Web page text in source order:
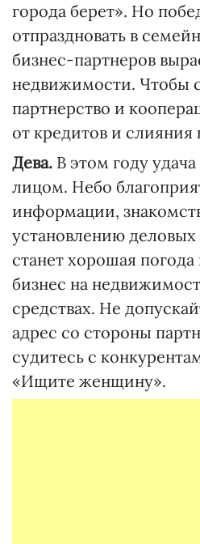
города берет». Но
отпраздновать в
бизнес-партнеров
недвижимости. Чтобы
партнерство и
от кредитов и слияния
Дева. В этом году
лицом. Небо
информации,
установлению
станет хорошая
бизнес на
средствах. Не
адрес со стороны
судитесь с
«Ищите женщину».